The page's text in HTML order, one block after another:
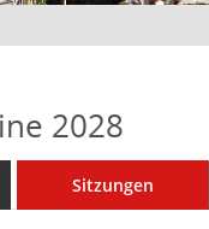
2028
Sitzungen